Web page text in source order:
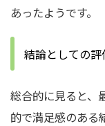
あったようです。
結論としての評
総合的に見ると、
的で満足感のある